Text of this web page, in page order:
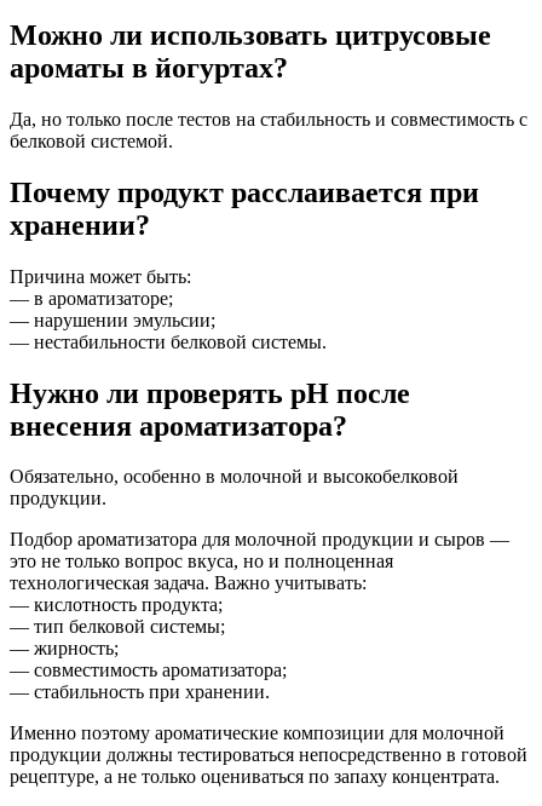
Можно ли использовать цитрусовые
ароматы в йогуртах?
Да, но только после тестов на стабильность и совместимость с
белковой системой.
Почему продукт расслаивается при
хранении?
Причина может быть:
— в ароматизаторе;
— нарушении эмульсии;
— нестабильности белковой системы.
Нужно ли проверять pH после
внесения ароматизатора?
Обязательно, особенно в молочной и высокобелковой
продукции.
Подбор ароматизатора для молочной продукции и сыров —
это не только вопрос вкуса, но и полноценная
технологическая задача. Важно учитывать:
— кислотность продукта;
— тип белковой системы;
— жирность;
— совместимость ароматизатора;
— стабильность при хранении.
Именно поэтому ароматические композиции для молочной
продукции должны тестироваться непосредственно в готовой
рецептуре, а не только оцениваться по запаху концентрата.